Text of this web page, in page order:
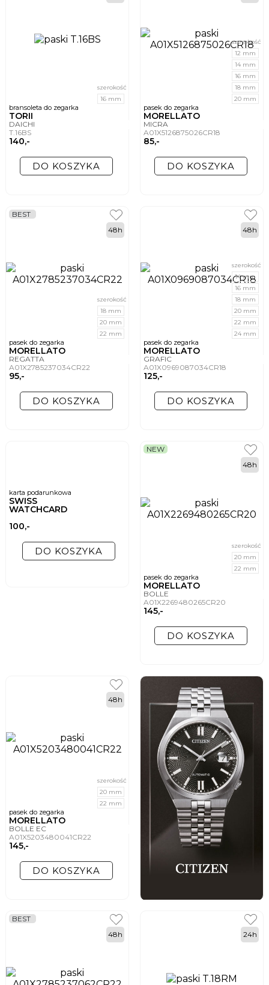
bransoleta do zegarka
TORII
DAICHI
T.16BS
140,-
szerokość
16 mm
DO KOSZYKA
pasek do zegarka
MORELLATO
MICRA
A01X5126875026CR18
85,-
szerokość
12 mm
14 mm
16 mm
18 mm
20 mm
DO KOSZYKA
pasek do zegarka
MORELLATO
REGATTA
A01X2785237034CR22
95,-
BEST
szerokość
18 mm
20 mm
22 mm
48h
DO KOSZYKA
pasek do zegarka
MORELLATO
GRAFIC
A01X0969087034CR18
125,-
szerokość
14 mm
16 mm
18 mm
20 mm
22 mm
24 mm
48h
DO KOSZYKA
karta podarunkowa
SWISS
WATCHCARD
100,-
DO KOSZYKA
pasek do zegarka
MORELLATO
BOLLE
A01X2269480265CR20
145,-
NEW
szerokość
20 mm
22 mm
48h
DO KOSZYKA
pasek do zegarka
MORELLATO
BOLLE EC
A01X5203480041CR22
145,-
szerokość
20 mm
22 mm
48h
DO KOSZYKA
BEST
48h
24h